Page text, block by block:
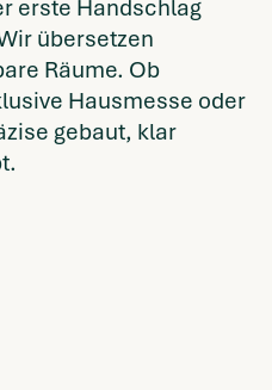
erste Handschlag
übersetzen
Räume. Ob
Hausmesse oder
gebaut, klar